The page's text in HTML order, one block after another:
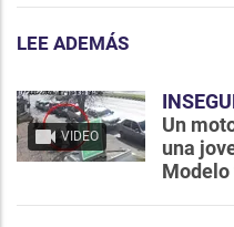
LEE ADEMÁS
VIDEO
Un
una
Modelo